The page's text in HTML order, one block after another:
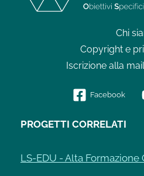
Chi
Copyright e
Iscrizione alla
Facebook
PROGETTI CORRELATI
LS-EDU - Alta Formazione